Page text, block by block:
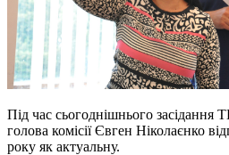
Під час сьогоднішнього засідання
голова комісії Євген Ніколаєнко
року як актуальну.